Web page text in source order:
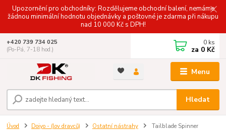
Upozornění pro obchodníky: Rozdělujeme obchodní balení, nemáme
žádnou minimální hodnotu objednávky a poštovné je zdarma při nákupu
nad 10 000 Kč s DPH!
Menu
Hledat
+420 739 734 025
(Po-Pá, 7-18 hod.)
0 ks
za 0 Kč
Úvod Doiyo - (lov dravců) Ostatní nástrahy Tailblade Spinner